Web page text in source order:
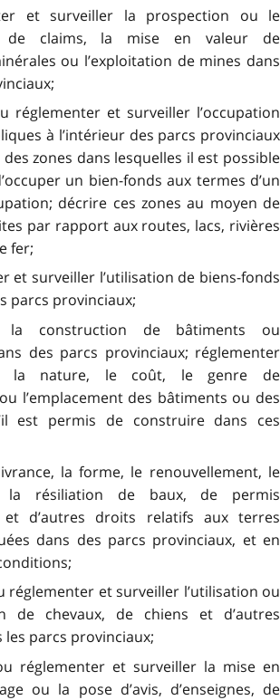
et surveiller la prospection ou le
de claims, la mise en valeur de
ou l’exploitation de mines dans
réglementer et surveiller l’occupation
à l’intérieur des parcs provinciaux
zones dans lesquelles il est possible
un bien-fonds aux termes d’un
décrire ces zones au moyen de
par rapport aux routes, lacs, rivières
fer;
et surveiller l’utilisation de biens-fonds
parcs provinciaux;
la construction de bâtiments ou
des parcs provinciaux; réglementer
la nature, le coût, le genre de
l’emplacement des bâtiments ou des
est permis de construire dans ces
la forme, le renouvellement, le
résiliation de baux, de permis
et d’autres droits relatifs aux terres
dans des parcs provinciaux, et en
réglementer et surveiller l’utilisation ou
de chevaux, de chiens et d’autres
les parcs provinciaux;
réglementer et surveiller la mise en
ou la pose d’avis, d’enseignes, de